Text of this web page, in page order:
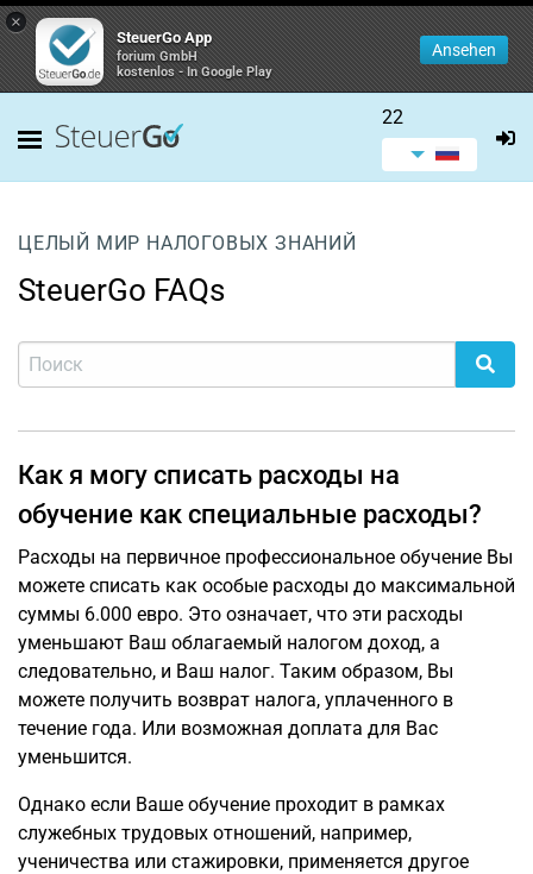
×
SteuerGo App
forium GmbH
kostenlos - In Google Play
Ansehen
22
ЦЕЛЫЙ МИР НАЛОГОВЫХ ЗНАНИЙ
SteuerGo FAQs
Как я могу списать расходы на
обучение как специальные расходы?
Расходы на первичное профессиональное обучение Вы
можете списать как особые расходы до максимальной
суммы 6.000 евро. Это означает, что эти расходы
уменьшают Ваш облагаемый налогом доход, а
следовательно, и Ваш налог. Таким образом, Вы
можете получить возврат налога, уплаченного в
течение года. Или возможная доплата для Вас
уменьшится.
Однако если Ваше обучение проходит в рамках
служебных трудовых отношений, например,
ученичества или стажировки, применяется другое